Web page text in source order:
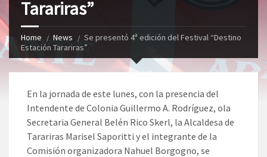
Tarariras”
Home News
Se presentó 4ª edición del Festival “Destino
Estación Tarariras”
En la jornada de este lunes, con la presencia del
Intendente de Colonia Guillermo A. Rodríguez, ola
Secretaria General Belén Rico Skerl, la Alcaldesa de
Tarariras Marisel Saporitti y el integrante de la
Comisión organizadora Nahuel Borgogno, se